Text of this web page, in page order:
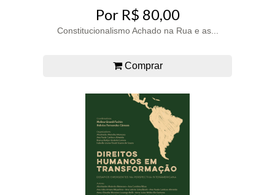
Por R$ 80,00
Constitucionalismo Achado na Rua e as...
Comprar